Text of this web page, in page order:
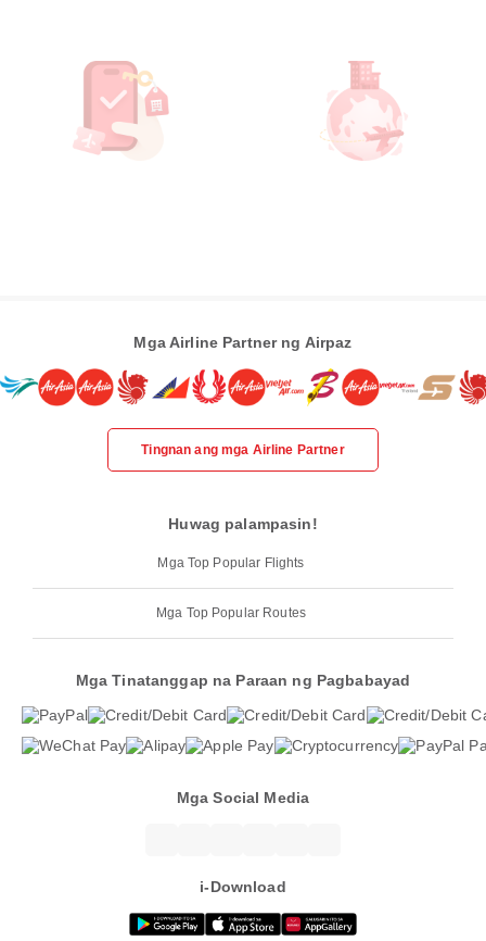
Mga Airline Partner ng Airpaz
Tingnan ang mga Airline Partner
Huwag palampasin!
Mga Top Popular Flights
Mga Top Popular Routes
Mga Tinatanggap na Paraan ng Pagbabayad
Mga Social Media
i-Download